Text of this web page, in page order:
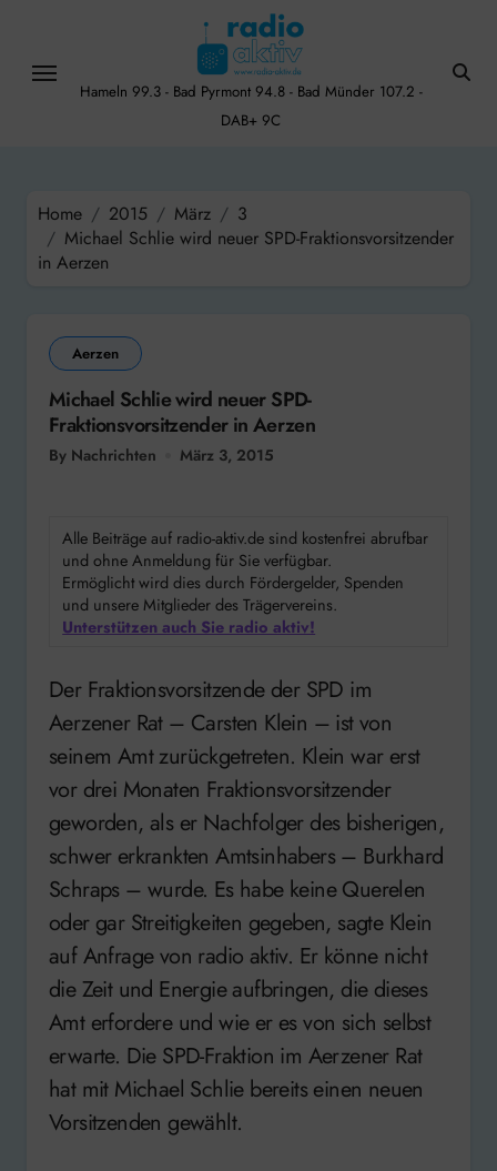
content
Hameln 99.3 - Bad Pyrmont 94.8 - Bad Münder 107.2 -
DAB+ 9C
Home 2015 März
3
Michael Schlie wird neuer SPD-Fraktionsvorsitzender
in Aerzen
Aerzen
Michael Schlie wird neuer SPD-
Fraktionsvorsitzender in Aerzen
By Nachrichten März 3, 2015
Alle Beiträge auf radio-aktiv.de sind kostenfrei abrufbar
und ohne Anmeldung für Sie verfügbar.
Ermöglicht wird dies durch Fördergelder, Spenden
und unsere Mitglieder des Trägervereins.
Unterstützen auch Sie radio aktiv!
Der Fraktionsvorsitzende der SPD im
Aerzener Rat – Carsten Klein – ist von
seinem Amt zurückgetreten. Klein war erst
vor drei Monaten Fraktionsvorsitzender
geworden, als er Nachfolger des bisherigen,
schwer erkrankten Amtsinhabers – Burkhard
Schraps – wurde. Es habe keine Querelen
oder gar Streitigkeiten gegeben, sagte Klein
auf Anfrage von radio aktiv. Er könne nicht
die Zeit und Energie aufbringen, die dieses
Amt erfordere und wie er es von sich selbst
erwarte. Die SPD-Fraktion im Aerzener Rat
hat mit Michael Schlie bereits einen neuen
Vorsitzenden gewählt.